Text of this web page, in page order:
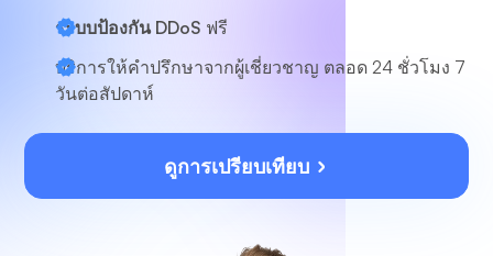
ระบบป้องกัน DDoS ฟรี
บริการให้คำปรึกษาจากผู้เชี่ยวชาญ ตลอด 24 ชั่วโมง 7
วันต่อสัปดาห์
ดูการเปรียบเทียบ